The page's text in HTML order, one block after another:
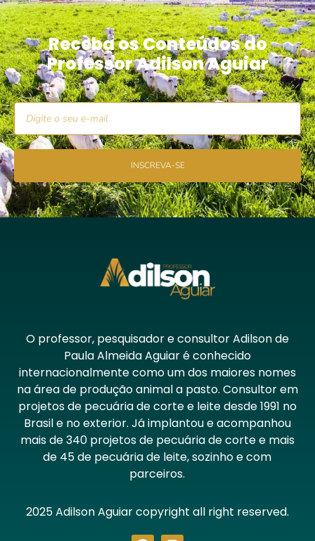
Receba os Conteúdos do
Professor Adilson Aguiar
INSCREVA-SE
O professor, pesquisador e consultor Adilson de
Paula Almeida Aguiar é conhecido
internacionalmente como um dos maiores nomes
na área de produção animal a pasto. Consultor em
projetos de pecuária de corte e leite desde 1991 no
Brasil e no exterior. Já implantou e acompanhou
mais de 340 projetos de pecuária de corte e mais
de 45 de pecuária de leite, sozinho e com
parceiros.
2025 Adilson Aguiar copyright all right reserved.